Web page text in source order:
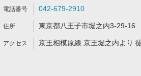
042-679-2910
東京都八王子市堀之内3-29-16
京王相模原線 京王堀之内より